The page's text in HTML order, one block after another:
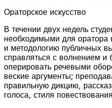
Ораторское искусство
В течении двух недель
необходимыми для оратора
и методологию публичных
справляться с волнением и
оперировать речевыми
веские аргументы;
правильную дикцию,
голоса, стиля